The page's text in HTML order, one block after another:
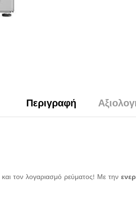
Περιγραφή
τον λογαριασμό ρεύματος! Με την